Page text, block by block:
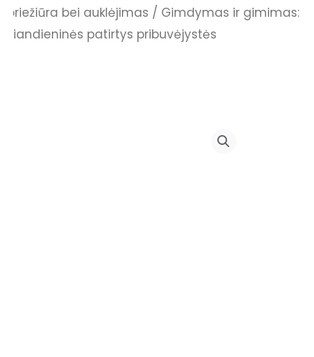
priežiūra bei auklėjimas / Gimdymas ir gimimas:
šiandieninės patirtys pribuvėjystės